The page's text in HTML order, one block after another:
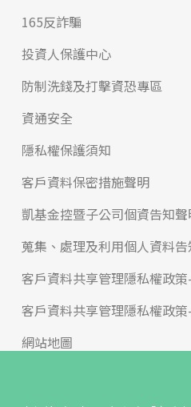
165反詐騙
投資人保護中心
防制洗錢及打擊資恐專區
資通安全
隱私權保護須知
客戶資料保密措施聲明
凱基金控暨子公司個資告知
蒐集、處理及利用個人資料告
客戶資料共享管理隱私權政
客戶資料共享管理隱私權政
網站地圖